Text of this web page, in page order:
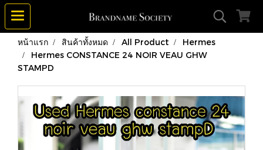
หน้าแรก สินค้าทั้งหมด All Product
Hermes
Hermes CONSTANCE 24 NOIR VEAU GHW
STAMPD